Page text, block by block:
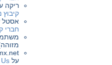
ריקה
קיבוץ
אסטל
חברי
על